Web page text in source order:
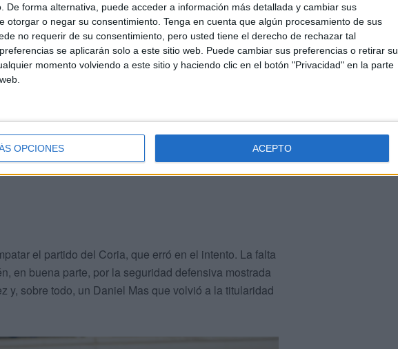
De forma alternativa, puede acceder a información más detallada y cambiar sus
otorgar o negar su consentimiento. Tenga en cuenta que algún procesamiento de sus
no requerir de su consentimiento, pero usted tiene el derecho de rechazar tal
se aplicarán solo a este sitio web. Puede cambiar sus preferencias o retirar su
momento volviendo a este sitio y haciendo clic en el botón "Privacidad" en la parte
OPCIONES ACEPTO
gol del partidoen el día en el que volvió a dar el salto
instinto goleador que empieza a ilusionar en el
cruzado a Nacho, portero titular del Coria ante la
propuso un centro certero al área que remató
echó las manos a la cabeza el Coria ante la
que, al final,se marchó al descanso con ventaja.
el partido del Coria, que erró en el intento. La falta
en buena parte, por la seguridad defensiva mostrada
y, sobre todo, un Daniel Mas que volvió a la titularidad